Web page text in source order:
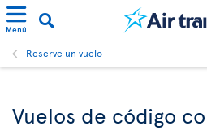
Menú
Reserve un vuelo
Vuelos de código